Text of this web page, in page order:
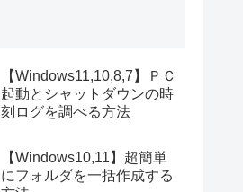
【Windows11,10,8,7】ＰＣ
起動とシャットダウンの時
刻ログを調べる方法
【Windows10,11】超簡単
にフォルダを一括作成する